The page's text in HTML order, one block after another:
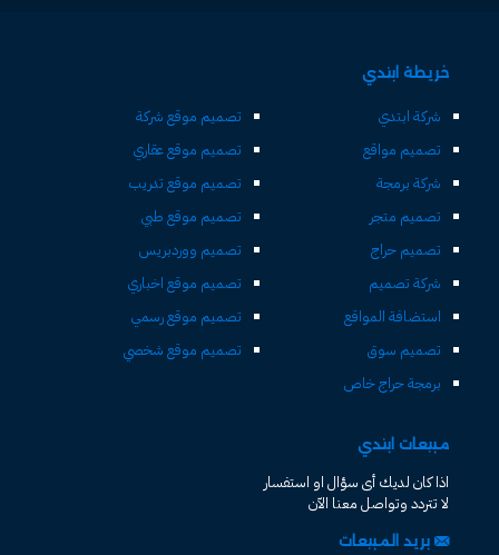
خريطة ابتدي
شركة ابتدي
تصميم مواقع
شركة برمجة
تصميم متجر
تصميم حراج
شركة تصميم
استضافة المواقع
تصميم سوق
برمجة حراج خاص
تصميم موقع شركة
تصميم موقع عقاري
تصميم موقع تدريب
تصميم موقع طبي
تصميم ووردبريس
تصميم موقع اخباري
تصميم موقع رسمي
تصميم موقع شخصي
مبيعات ابتدي
اذا كان لديك أى سؤال او استفسار
لا تتردد وتواصل معنا الآن
بريد المبيعات